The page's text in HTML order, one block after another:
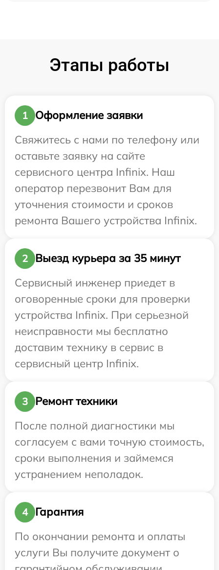
Этапы работы
1
Оформление заявки
Свяжитесь с нами по телефону или
оставьте заявку на сайте
сервисного центра Infinix. Наш
оператор перезвонит Вам для
уточнения стоимости и сроков
ремонта Вашего устройства Infinix.
2
Выезд курьера за 35 минут
Сервисный инженер приедет в
оговоренные сроки для проверки
устройства Infinix. При серьезной
неисправности мы бесплатно
доставим технику в сервис в
сервисный центр Infinix.
3
Ремонт техники
После полной диагностики мы
согласуем с вами точную стоимость,
сроки выполнения и займемся
устранением неполадок.
4
Гарантия
По окончании ремонта и оплаты
услуги Вы получите документ о